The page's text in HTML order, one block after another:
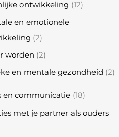
ontwikkeling (12)
en emotionele
(2)
worden (2)
en mentale gezondheid (2)
en communicatie(18)
met je partner als ouders